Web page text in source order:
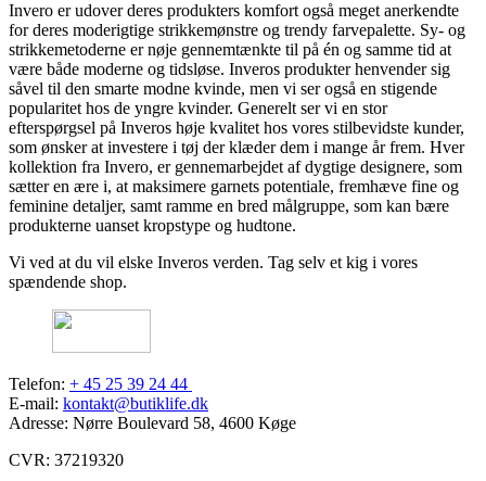
Invero er udover deres produkters komfort også meget anerkendte
for deres moderigtige strikkemønstre og trendy farvepalette. Sy- og
strikkemetoderne er nøje gennemtænkte til på én og samme tid at
være både moderne og tidsløse. Inveros produkter henvender sig
såvel til den smarte modne kvinde, men vi ser også en stigende
popularitet hos de yngre kvinder. Generelt ser vi en stor
efterspørgsel på Inveros høje kvalitet hos vores stilbevidste kunder,
som ønsker at investere i tøj der klæder dem i mange år frem. Hver
kollektion fra Invero, er gennemarbejdet af dygtige designere, som
sætter en ære i, at maksimere garnets potentiale, fremhæve fine og
feminine detaljer, samt ramme en bred målgruppe, som kan bære
produkterne uanset kropstype og hudtone.
Vi ved at du vil elske Inveros verden. Tag selv et kig i vores
spændende shop.
Telefon: + 45 25 39 24 44
E-mail: kontakt@butiklife.dk
Adresse: Nørre Boulevard 58, 4600 Køge
CVR: 37219320